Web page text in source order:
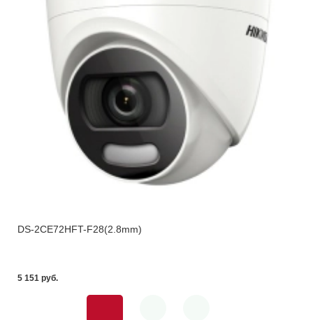
DS-2CE72HFT-F28(2.8mm)
5 151 pуб.